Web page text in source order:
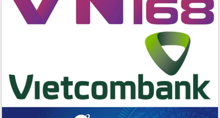
Thứ trưởng Bộ Y tế làm việc với tỉnh
Đắk Lắk về phát triển nhân lực y tế
cho trạm y tế cấp xã
trong thương mại điện tử năm 2026
Đoàn đại biểu Quốc hội tỉnh Đắk Lắk
trao đổi thông tin trước Kỳ họp thứ